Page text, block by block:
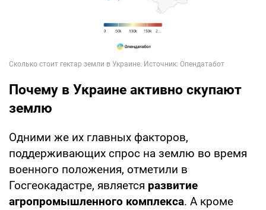
Почему в Украине активно скупают
землю
Одними же их главных факторов,
поддерживающих спрос на землю во время
военного положения, отметили в
Госгеокадастре, является развитие
агропромышленного комплекса. А кроме